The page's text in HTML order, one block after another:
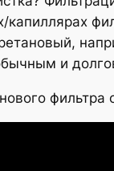
капиллярах
и
фильтра